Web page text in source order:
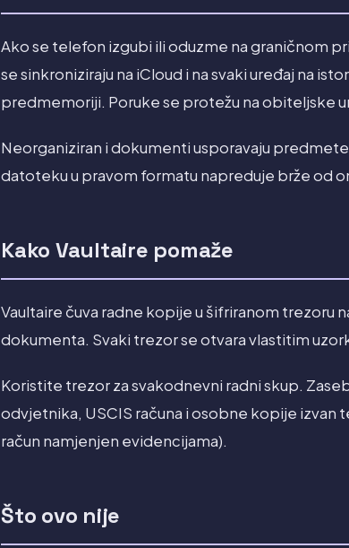
Ako se telefon izgubi ili oduzme na graničnom
se sinkroniziraju na iCloud i na svaki uređaj na
predmemoriji. Poruke se protežu na obiteljske
Neorganiziran i dokumenti usporavaju
datoteku u pravom formatu napreduje brže od
Kako Vaultaire pomaže
Vaultaire čuva radne kopije u šifriranom trezoru
dokumenta. Svaki trezor se otvara vlastitim
Koristite trezor za svakodnevni radni skup.
odvjetnika, USCIS računa i osobne kopije izvan
račun namjenjen evidencijama).
Što ovo nije